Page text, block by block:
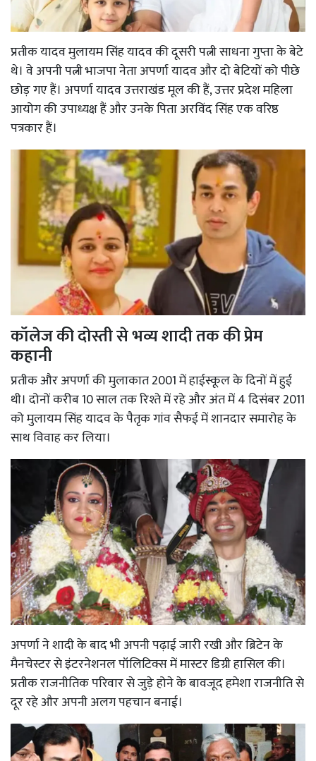
प्रतीक यादव मुलायम सिंह यादव की दूसरी पत्नी साधना गुप्ता के बेटे
थे। वे अपनी पत्नी भाजपा नेता अपर्णा यादव और दो बेटियों को पीछे
छोड़ गए हैं। अपर्णा यादव उत्तराखंड मूल की हैं, उत्तर प्रदेश महिला
आयोग की उपाध्यक्ष हैं और उनके पिता अरविंद सिंह एक वरिष्ठ
पत्रकार हैं।
कॉलेज की दोस्ती से भव्य शादी तक की प्रेम
कहानी
प्रतीक और अपर्णा की मुलाकात 2001 में हाईस्कूल के दिनों में हुई
थी। दोनों करीब 10 साल तक रिश्ते में रहे और अंत में 4 दिसंबर 2011
को मुलायम सिंह यादव के पैतृक गांव सैफई में शानदार समारोह के
साथ विवाह कर लिया।
अपर्णा ने शादी के बाद भी अपनी पढ़ाई जारी रखी और ब्रिटेन के
मैनचेस्टर से इंटरनेशनल पॉलिटिक्स में मास्टर डिग्री हासिल की।
प्रतीक राजनीतिक परिवार से जुड़े होने के बावजूद हमेशा राजनीति से
दूर रहे और अपनी अलग पहचान बनाई।